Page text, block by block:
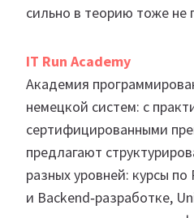
сильно в теорию тоже не
IT Run Academy
Академия
немецкой систем: с
сертифицированными
предлагают
разных уровней: курсы по
и Backend‑разработке,